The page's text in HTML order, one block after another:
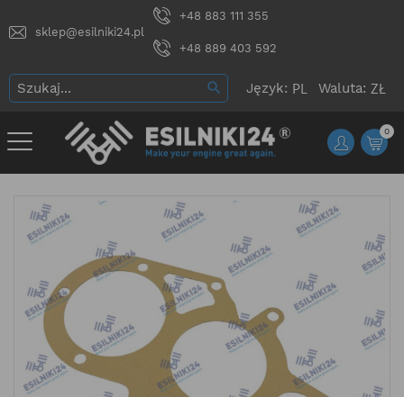
sklep@esilniki24.pl
+48 883 111 355
+48 889 403 592
Język: Waluta:
0